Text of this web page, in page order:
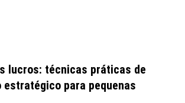
lucros: técnicas práticas de
estratégico para pequenas